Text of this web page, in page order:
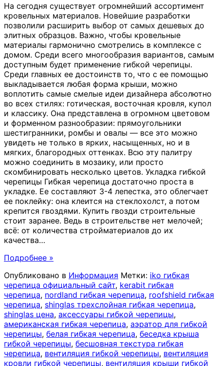
На сегодня существует огромнейший ассортимент
кровельных материалов. Новейшие разработки
позволили расширить выбор от самых дешевых до
элитных образцов. Важно, чтобы кровельные
материалы гармонично смотрелись в комплексе с
домом. Среди всего многообразия вариантов, самым
доступным будет применение гибкой черепицы.
Среди главных ее достоинств то, что с ее помощью
выкладывается любая форма крыши, можно
воплотить самые смелые идеи дизайнера абсолютно
во всех стилях: готическая, восточная кровля, купол
и классику. Она представлена в огромном цветовом
и форменном разнообразии: прямоугольники
шестигранники, ромбы и овалы — все это можно
увидеть не только в ярких, насыщенных, но и в
мягких, благородных оттенках. Всю эту палитру
можно соединить в мозаику, или просто
скомбинировать несколько цветов. Укладка гибкой
черепицы Гибкая черепица достаточно проста в
укладке. Ее составляют 3-4 лепестка, это облегчает
ее поклейку: она клеится на стеклохолст, а потом
крепится гвоздями. Купить гвозди строительные
стоит заранее. Ведь в строительстве нет мелочей;
всё: от количества стройматериалов до их
качества…
Подробнее »
Опубликовано в Информация Метки: iko гибкая
черепица официальный сайт, kerabit гибкая
черепица, nordland гибкая черепица, roofshield гибкая
черепица, shinglas трехслойная гибкая черепица,
shinglas цена, аксессуары гибкой черепицы,
американская гибкая черепица, аэратор для гибкой
черепицы, белая гибкая черепица, беседка крыша
гибкой черепицы, бесшовная текстура гибкая
черепица, вентиляция гибкой черепицы, вентиляция
кровли гибкой черепицы, вентиляция крыши гибкой